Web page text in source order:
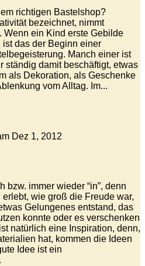
richtigen Bastelshop?
bezeichnet, nimmt
Wenn ein Kind erste Gebilde
ist das der Beginn einer
Manch einer ist
ständig damit beschäftigt, etwas
als Dekoration, als Geschenke
vom Alltag. Im...
Dez 1, 2012
bzw. immer wieder “in”, denn
wie groß die Freude war,
Gelungenes entstand, das
konnte oder es verschenken
natürlich eine Inspiration, denn,
hat, kommen die Ideen
Idee ist ein